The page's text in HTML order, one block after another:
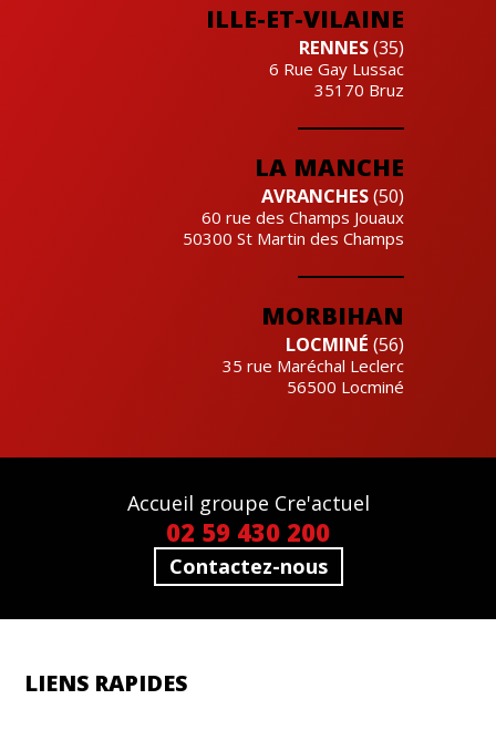
ILLE-ET-VILAINE
RENNES(35)
6 Rue Gay Lussac
35170 Bruz
LA MANCHE
AVRANCHES(50)
60 rue des Champs Jouaux
50300 St Martin des Champs
MORBIHAN
LOCMINÉ (56)
35 rue Maréchal Leclerc
56500 Locminé
Accueil groupe Cre'actuel
02 59 430 200
Contactez-nous
LIENS RAPIDES